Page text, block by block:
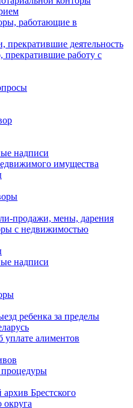
работающие в
прекратившие деятельность
работу с
надписи
имущества
продажи, мены, дарения
с недвижимостью
надписи
ребенка за пределы
уплате алиментов
Брестского
округа